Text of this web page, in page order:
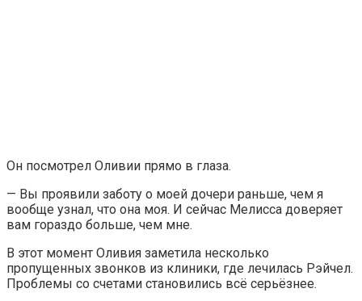
Он посмотрел Оливии прямо в глаза.
— Вы проявили заботу о моей дочери раньше, чем я
вообще узнал, что она моя. И сейчас Мелисса доверяет
вам гораздо больше, чем мне.
В этот момент Оливия заметила несколько
пропущенных звонков из клиники, где лечилась Рэйчел.
Проблемы со счетами становились всё серьёзнее.